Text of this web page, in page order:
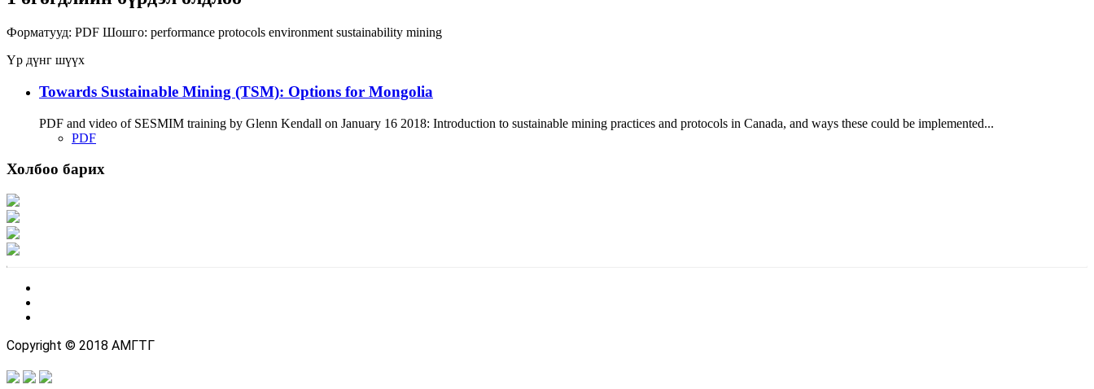
Форматууд: PDF Шошго: performance protocols environment sustainability mining
Үр дүнг шүүх
Towards Sustainable Mining (TSM): Options for Mongolia
PDF and video of SESMIM training by Glenn Kendall on January 16 2018: Introduction to sustainable mining practices and protocols in Canada, and ways these could be implemented...
PDF
Холбоо барих
Copyright © 2018 АМГТГ